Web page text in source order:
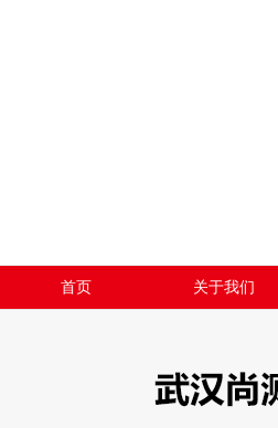
首页 关于我们